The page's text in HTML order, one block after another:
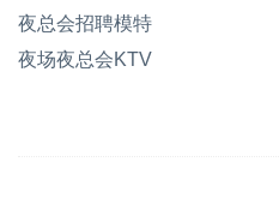
夜总会招聘模特
夜场夜总会KTV